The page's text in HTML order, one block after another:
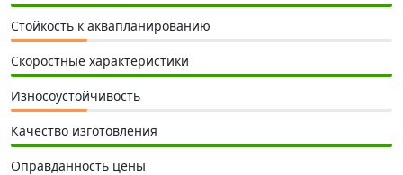
Стойкость к аквапланированию
Скоростные характеристики
Износоустойчивость
Качество изготовления
Оправданность цены